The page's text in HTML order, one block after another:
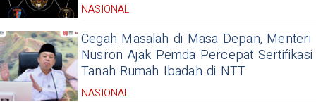
NASIONAL
Cegah Masalah di Masa Depan, Menteri
Nusron Ajak Pemda Percepat Sertifikasi
Tanah Rumah Ibadah di NTT
NASIONAL